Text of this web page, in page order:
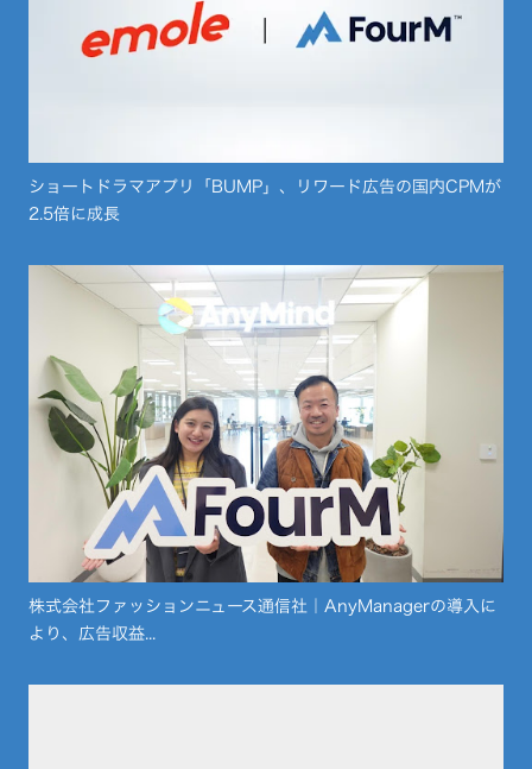
ショートドラマアプリ「BUMP」、リワード広告の国内CPMが
2.5倍に成長
株式会社ファッションニュース通信社｜AnyManagerの導入に
より、広告収益...